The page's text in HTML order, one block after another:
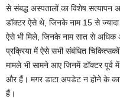
से संबद्ध अस्पतालों का विशेष सत्यापन
डॉक्टर ऐसे थे, जिनके नाम 15 से
ऐसे भी मिले, जिनके नाम सात से अधिक
प्रक्रिया में ऐसे सभी संबंधित
मामले भी सामने आए जिनमें डॉक्टर
और हैं। मगर डाटा अपडेट न होने के
हैं।